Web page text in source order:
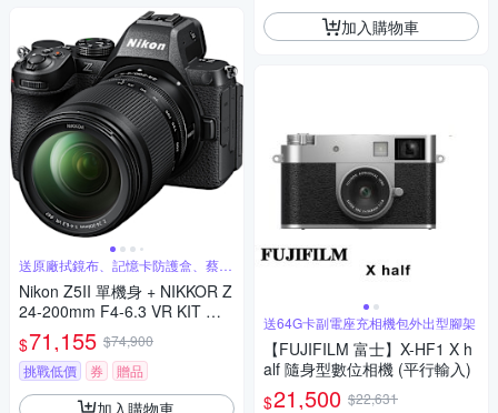
送原廠拭鏡布、記憶卡防護盒、蔡司
清潔組
Nikon Z5II 單機身 + NIKKOR Z
24-200mm F4-6.3 VR KIT 變
焦鏡組 公司貨
$71,155 $74,900
挑戰低價
券 贈品
加入購物車
加入購物車
送64G卡副電座充相機包外出型腳架
【FUJIFILM 富士】X-HF1 X h
alf 隨身型數位相機 (平行輸入)
$21,500 $22,631